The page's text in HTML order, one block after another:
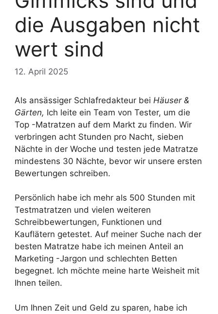
die Ausgaben nicht
wert sind
12. April 2025
Als ansässiger Schlafredakteur bei Häuser &
Gärten, Ich leite ein Team von Tester, um die
Top -Matratzen auf dem Markt zu finden. Wir
verbringen acht Stunden pro Nacht, sieben
Nächte in der Woche und testen jede Matratze
mindestens 30 Nächte, bevor wir unsere ersten
Bewertungen schreiben.
Persönlich habe ich mehr als 500 Stunden mit
Testmatratzen und vielen weiteren
Schreibbewertungen, Funktionen und
Kauflätern getestet. Auf meiner Suche nach der
besten Matratze habe ich meinen Anteil an
Marketing -Jargon und schlechten Betten
begegnet. Ich möchte meine harte Weisheit mit
Ihnen teilen.
Um Ihnen Zeit und Geld zu sparen, habe ich